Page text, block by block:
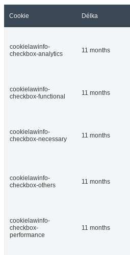
Cookie Délka
cookielawinfo-
checkbox-analytics
11 months
cookielawinfo-
checkbox-functional
11 months
cookielawinfo-
checkbox-necessary
11 months
cookielawinfo-
checkbox-others
11 months
cookielawinfo-
checkbox-
performance
11 months